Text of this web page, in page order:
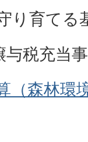
り育て
税充当
（森林環